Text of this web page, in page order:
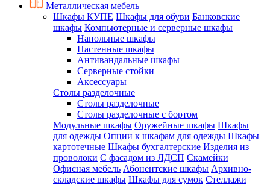
Металлическая мебель
Шкафы КУПЕ Шкафы для обуви Банковские
шкафы Компьютерные и серверные шкафы
Напольные шкафы
Настенные шкафы
Антивандальные шкафы
Серверные стойки
Аксессуары
Столы разделочные
Столы разделочные
Столы разделочные с бортом
Модульные шкафы Оружейные шкафы Шкафы
для одежды Опции к шкафам для одежды Шкафы
картотечные Шкафы бухгалтерские Изделия из
проволоки С фасадом из ЛДСП Скамейки
Офисная мебель Абонентские шкафы Архивно-
складские шкафы Шкафы для сумок Стеллажи